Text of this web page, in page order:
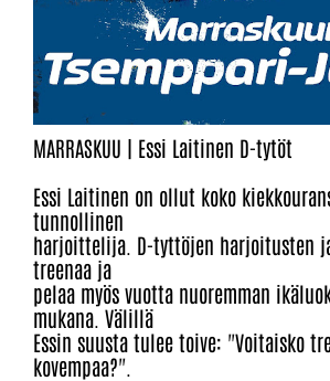
MARRASKUU | Essi Laitinen D-tytöt
Essi Laitinen on ollut koko
tunnollinen
harjoittelija. D-tyttöjen harjoitusten
treenaa ja
pelaa myös vuotta nuoremman
mukana. Välillä
Essin suusta tulee toive: "Voitaisko
kovempaa?".